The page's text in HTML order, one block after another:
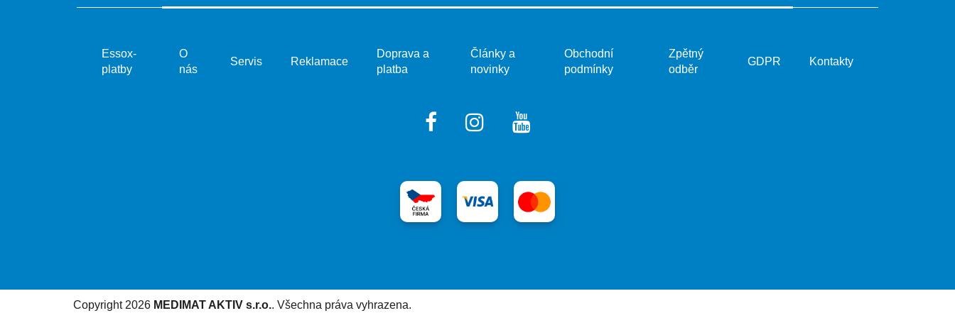
Essox-
platby
O
nás
Servis Reklamace
Doprava a
platba
Články a
novinky
Obchodní
podmínky
Zpětný
odběr
GDPR Kontakty
Copyright 2026 MEDIMAT AKTIV s.r.o.. Všechna práva vyhrazena.